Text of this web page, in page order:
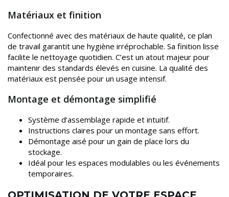
Matériaux et finition
Confectionné avec des matériaux de haute qualité, ce plan
de travail garantit une hygiène irréprochable. Sa finition lisse
facilite le nettoyage quotidien. C’est un atout majeur pour
maintenir des standards élevés en cuisine. La qualité des
matériaux est pensée pour un usage intensif.
Montage et démontage simplifié
Système d’assemblage rapide et intuitif.
Instructions claires pour un montage sans effort.
Démontage aisé pour un gain de place lors du
stockage.
Idéal pour les espaces modulables ou les événements
temporaires.